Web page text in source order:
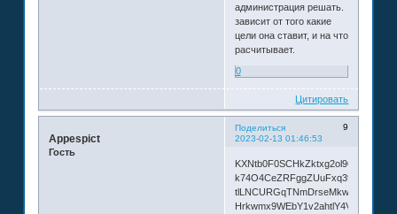
администрация решать.
зависит от того какие
цели она ставит, и на что
расчитывает.
0
Цитировать
Поделиться
9
2023-02-13 01:46:53
Appespict
Гость
KXNtb0F0SCHkZktxg2ol96jpieMizt9d